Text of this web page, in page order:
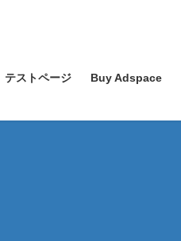
テストページ Buy Adspace